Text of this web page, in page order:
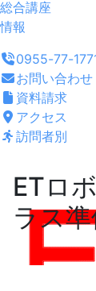
総合講座
情報
0955-77-
お問い合わせ
資料請求
アクセス
訪問者別
ETロ
ラス